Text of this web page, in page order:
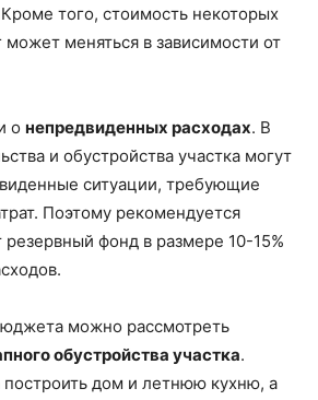
того, стоимость некоторых
может меняться в зависимости от
о непредвиденных расходах. В
и обустройства участка могут
ситуации, требующие
Поэтому рекомендуется
фонд в размере 10-15%
можно рассмотреть
обустройства участка.
дом и летнюю кухню, а